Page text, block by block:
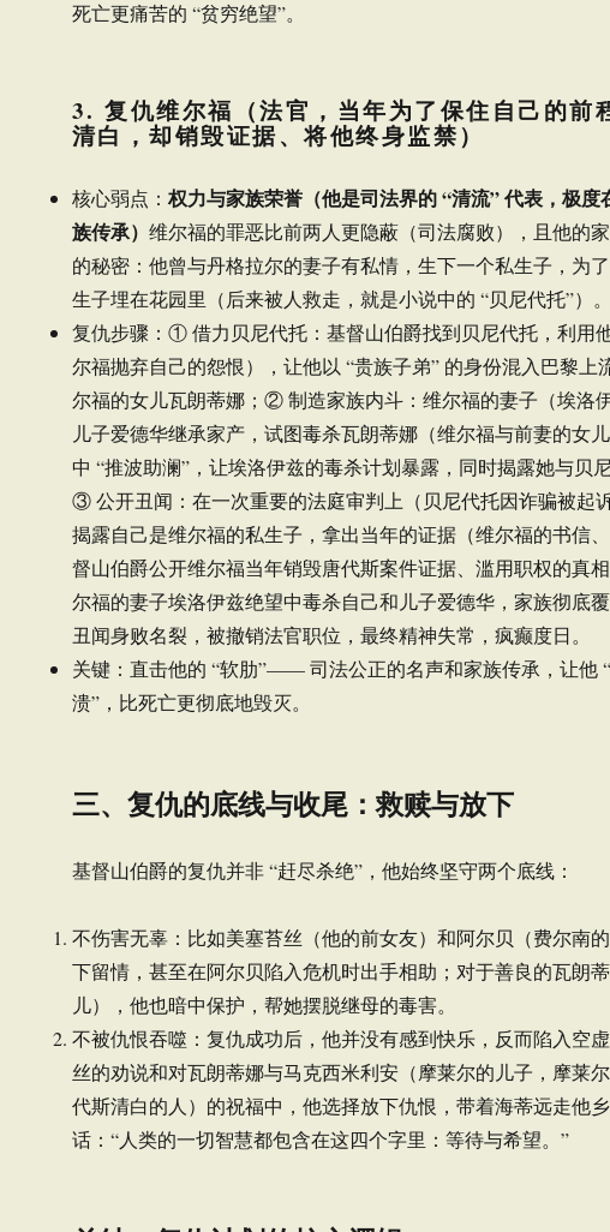
死亡更痛苦的 “贫穷绝望”。
3. 复仇维尔福（法官，当年为了保住自己的前
清白，却销毁证据、将他终身监禁）
核心弱点： 权力与家族荣誉（他是司法界的 “清流” 代表，极度
族传承） 维尔福的罪恶比前两人更隐蔽（司法腐败），且他的
的秘密：他曾与丹格拉尔的妻子有私情，生下一个私生子，为
生子埋在花园里（后来被人救走，就是小说中的 “贝尼代托”）。
复仇步骤：① 借力贝尼代托：基督山伯爵找到贝尼代托，利用
尔福抛弃自己的怨恨），让他以 “贵族子弟” 的身份混入巴黎上
尔福的女儿瓦朗蒂娜；② 制造家族内斗：维尔福的妻子（埃洛
儿子爱德华继承家产，试图毒杀瓦朗蒂娜（维尔福与前妻的女
中 “推波助澜”，让埃洛伊兹的毒杀计划暴露，同时揭露她与贝
③ 公开丑闻：在一次重要的法庭审判上（贝尼代托因诈骗被起
揭露自己是维尔福的私生子，拿出当年的证据（维尔福的书信
督山伯爵公开维尔福当年销毁唐代斯案件证据、滥用职权的真
尔福的妻子埃洛伊兹绝望中毒杀自己和儿子爱德华，家族彻底
丑闻身败名裂，被撤销法官职位，最终精神失常，疯癫度日。
关键：直击他的 “软肋”—— 司法公正的名声和家族传承，让他
溃”，比死亡更彻底地毁灭。
三、复仇的底线与收尾：救赎与放下
基督山伯爵的复仇并非 “赶尽杀绝”，他始终坚守两个底线：
不伤害无辜：比如美塞苔丝（他的前女友）和阿尔贝（费尔南
下留情，甚至在阿尔贝陷入危机时出手相助；对于善良的瓦朗
儿），他也暗中保护，帮她摆脱继母的毒害。
不被仇恨吞噬：复仇成功后，他并没有感到快乐，反而陷入空
丝的劝说和对瓦朗蒂娜与马克西米利安（摩莱尔的儿子，摩莱
代斯清白的人）的祝福中，他选择放下仇恨，带着海蒂远走他
话：“人类的一切智慧都包含在这四个字里：等待与希望。”